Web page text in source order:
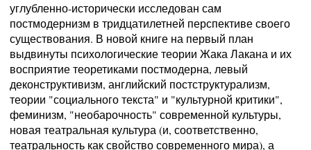
углубленно-исторически исследован сам
постмодернизм в тридцатилетней перспективе своего
существования. В новой книге на первый план
выдвинуты психологические теории Жака Лакана и их
восприятие теоретиками постмодерна, левый
деконструктивизм, английский постструктурализм,
теории "социального текста" и "культурной критики",
феминизм, "необарочность" современной культуры,
новая театральная культура (и, соответственно,
театральность как свойство современного мира), а